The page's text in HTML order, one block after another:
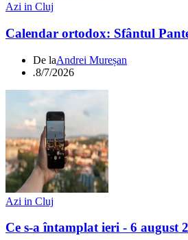
Azi in Cluj
Calendar ortodox: Sfântul
De laAndrei Mureșan
.8/7/2026
Azi in Cluj
Ce s-a întamplat ieri - 6 august